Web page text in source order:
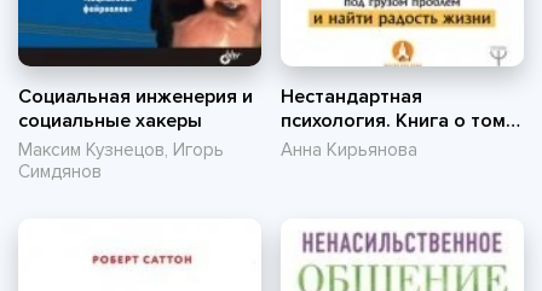
Социальная инженерия и
социальные хакеры
Максим Кузнецов, Игорь
Симдянов
Нестандартная
психология. Книга о том,
как не сломаться под
Анна Кирьянова